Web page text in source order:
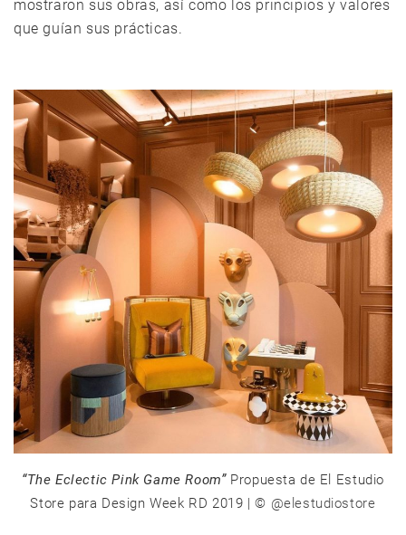
mostraron sus obras, así como los principios y valores
que guían sus prácticas.
“The Eclectic Pink Game Room”Propuesta de El Estudio
Store para Design Week RD 2019 | © @elestudiostore